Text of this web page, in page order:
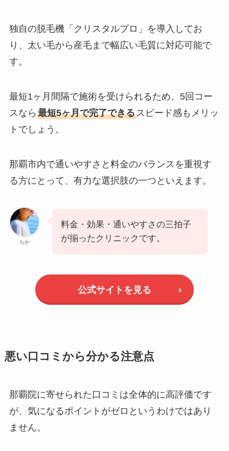
独自の脱毛機「クリスタルプロ」を導入してお
り、太い毛から産毛まで幅広い毛質に対応可能で
す。
最短1ヶ月間隔で施術を受けられるため、5回コー
スなら 最短5ヶ月で完了できるスピード感もメリッ
トでしょう。
那覇市内で通いやすさと料金のバランスを重視す
る方にとって、有力な選択肢の一つといえます。
ちか
料金・効果・通いやすさの三拍子
が揃ったクリニックです。
公式サイトを見る
悪い口コミから分かる注意点
那覇院に寄せられた口コミは全体的に高評価です
が、気になるポイントがゼロというわけではあり
ません。